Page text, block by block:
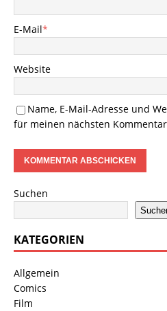
E-Mail*
Website
Name, E-Mail-Adresse und
für meinen nächsten
Suchen
KATEGORIEN
Allgemein
Comics
Film